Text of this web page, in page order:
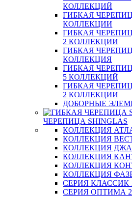
КОЛЛЕКЦИЙ
ГИБКАЯ
КОЛЛЕКЦИИ
ГИБКАЯ
2 КОЛЛЕКЦИИ
ГИБКАЯ
КОЛЛЕКЦИЯ
ГИБКАЯ
5 КОЛЛЕКЦИЙ
ГИБКАЯ
2 КОЛЛЕКЦИИ
ДОБОРНЫЕ
ЧЕРЕПИЦА SHINGLAS
КОЛЛЕКЦИЯ
КОЛЛЕКЦИЯ
КОЛЛЕКЦИЯ
КОЛЛЕКЦИЯ
КОЛЛЕКЦИЯ
КОЛЛЕКЦИЯ
СЕРИЯ КЛАССИК
СЕРИЯ ОПТИМА